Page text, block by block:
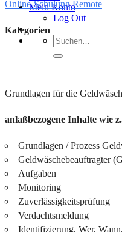
Mein Konto
Log Out
Suche
nach:
Online-Schulung Remote
Kategorien
Grundlagen für die
anlaßbezogene Inhalte wie
Grundlagen / Prozess
Geldwäschebeauftragter
Aufgaben
Monitoring
Zuverlässigkeitsprüfung
Verdachtsmeldung
Identifizierung, Wer,